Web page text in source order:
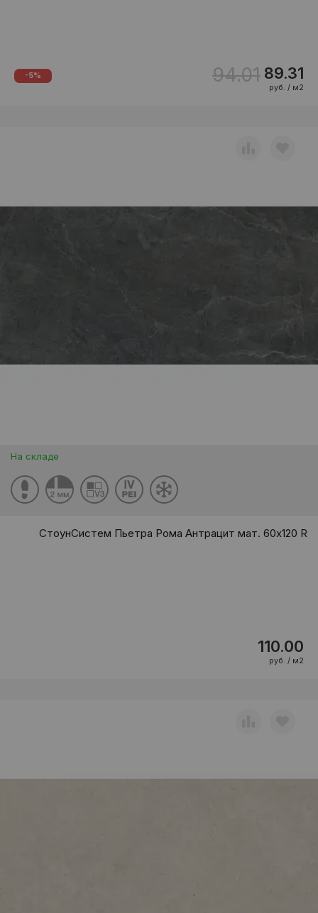
-5% 94.01 89.31
руб. / м2
На складе
СтоунСистем Пьетра Рома Антрацит мат. 60x120 R
110.00
руб. / м2